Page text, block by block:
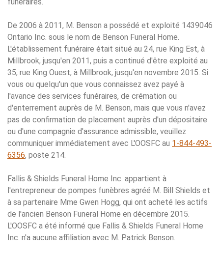
De 2006 à 2011, M. Benson a possédé et exploité 1439046
Ontario Inc. sous le nom de Benson Funeral Home.
L'établissement funéraire était situé au 24, rue King Est, à
Millbrook, jusqu'en 2011, puis a continué d'être exploité au
35, rue King Ouest, à Millbrook, jusqu'en novembre 2015. Si
vous ou quelqu'un que vous connaissez avez payé à
l'avance des services funéraires, de crémation ou
d'enterrement auprès de M. Benson, mais que vous n'avez
pas de confirmation de placement auprès d'un dépositaire
ou d'une compagnie d'assurance admissible, veuillez
communiquer immédiatement avec L'OOSFC au 1-844-493-
6356, poste 214.
Fallis & Shields Funeral Home Inc. appartient à
l'entrepreneur de pompes funèbres agréé M. Bill Shields et
à sa partenaire Mme Gwen Hogg, qui ont acheté les actifs
de l'ancien Benson Funeral Home en décembre 2015.
L'OOSFC a été informé que Fallis & Shields Funeral Home
Inc. n'a aucune affiliation avec M. Patrick Benson.